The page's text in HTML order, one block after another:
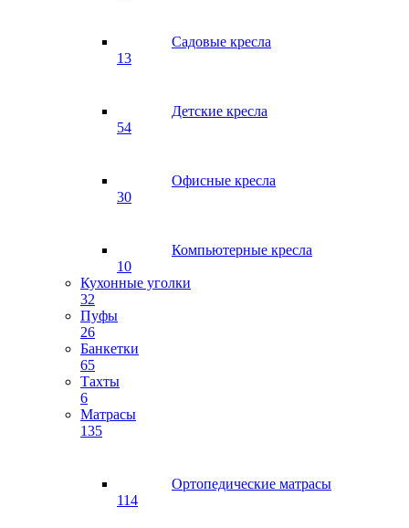
Садовые кресла
13
Детские кресла
54
Офисные кресла
30
Компьютерные кресла
10
Кухонные уголки
32
Пуфы
26
Банкетки
65
Тахты
6
Матрасы
135
Ортопедические матрасы
114